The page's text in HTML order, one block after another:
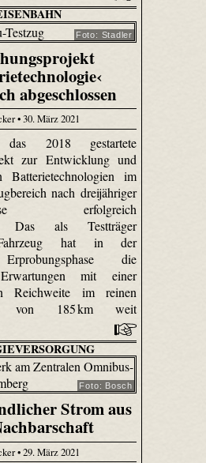
Foto: Stadler
abgeschlossen
• 30. März 2021
2018 gestartete
zur Entwicklung und
Batterietechnologien im
nach dreijähriger
erfolgreich
Das als Testträger
Fahrzeug hat in der
die
mit einer
Reichweite im reinen
von 185 km weit
Foto: Bosch
Strom aus
• 29. März 2021